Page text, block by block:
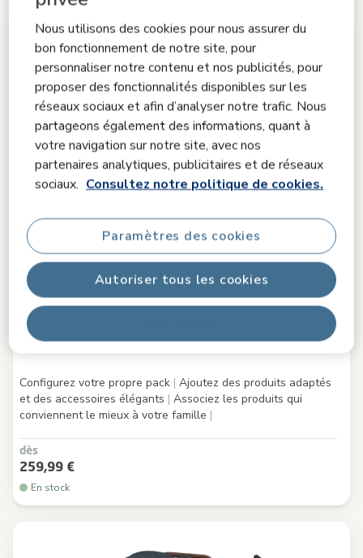
Nous utilisons des cookies pour nous assurer du
bon fonctionnement de notre site, pour
personnaliser notre contenu et nos publicités, pour
proposer des fonctionnalités disponibles sur les
réseaux sociaux et afin d’analyser notre trafic. Nous
partageons également des informations, quant à
votre navigation sur notre site, avec nos
partenaires analytiques, publicitaires et de réseaux
sociaux. Consultez notre politique de cookies.
Autoriser tous les cookies
Paramètres des cookies
Pack Oxford
Configurez votre propre pack | Ajoutez des produits adaptés
et des accessoires élégants | Associez les produits qui
conviennent le mieux à votre famille |
dès
259,99 €
En stock